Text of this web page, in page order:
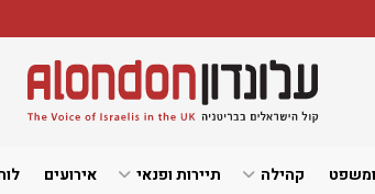
קהילה תיירות ופנאי אירועים